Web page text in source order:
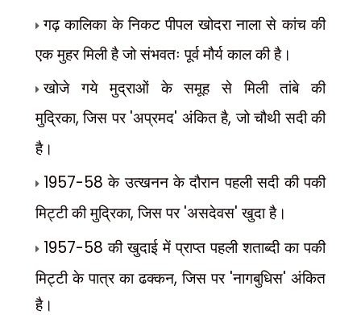
गढ़ कालिका के निकट पीपल खोदरा नाला से कांच की
एक मुहर मिली है जो संभवतः पूर्व मौर्य काल की है।
खोजे गये मुद्राओं के समूह से मिली तांबे की
मुद्रिका,जिस पर 'अप्रमद' अंकित है,जो चौथी सदी की
है।
1957-58 के उत्खनन के दौरान पहली सदी की पकी
मिट्टी की मुद्रिका,जिस पर 'असदेवस'खुदा है।
1957-58 की खुदाई में प्राप्त पहली शताब्दी का पकी
मिट्टी के पात्र का ढक्कन,जिस पर 'नागबुधिस'अंकित
है।